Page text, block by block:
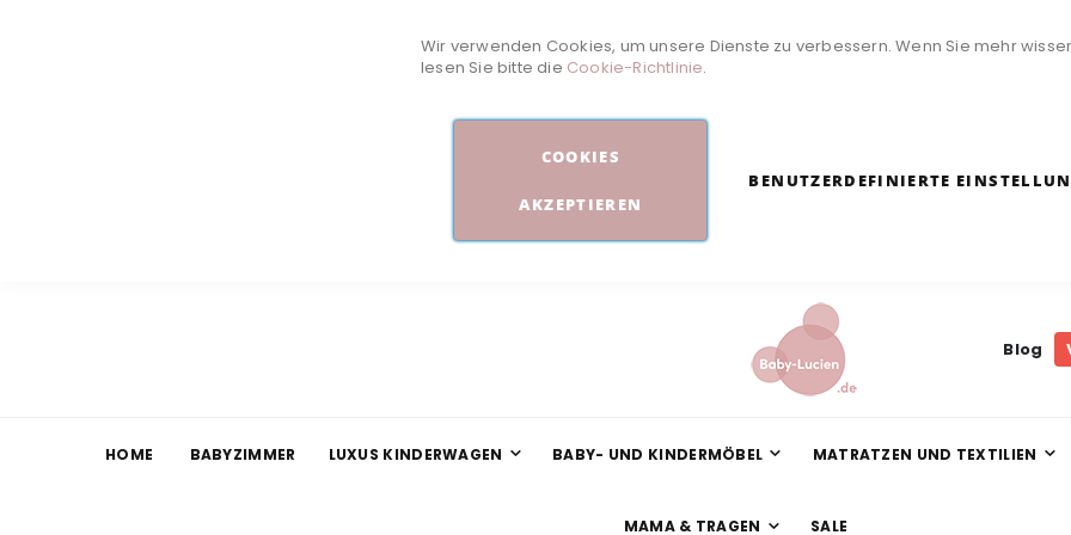
Wir verwenden Cookies, um unsere Dienste zu verbessern. Wenn Sie mehr
lesen Sie bitte die Cookie-Richtlinie.
COOKIES
AKZEPTIEREN
BENUTZERDEFINIERTE
Blog
HOME BABYZIMMER LUXUS KINDERWAGEN BABY- UND KINDERMÖBEL MATRATZEN UND TEXTILIEN
MAMA & TRAGEN SALE